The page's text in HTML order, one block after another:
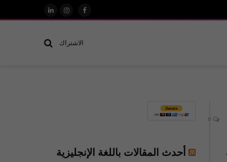
فيسبوكالانستغرام
لينكدإن
الاشتراك
أحدث المقالات باللغة الإنجليزية